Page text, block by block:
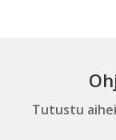
Tutustu